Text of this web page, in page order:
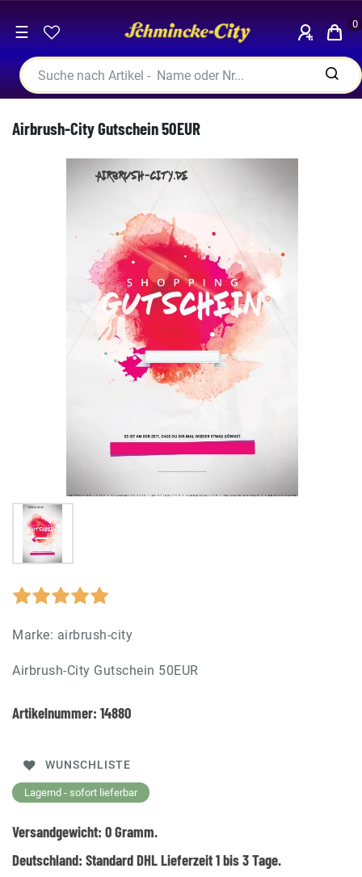
☰ 0
Airbrush-City Gutschein 50EUR
Marke: airbrush-city
Airbrush-City Gutschein 50EUR
Artikelnummer: 14880
WUNSCHLISTE
Lagernd - sofort lieferbar
Versandgewicht: 0Gramm.
Deutschland: Standard DHL Lieferzeit 1 bis 3 Tage.